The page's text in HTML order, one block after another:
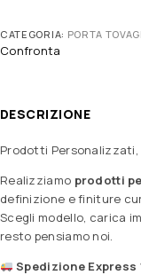
CATEGORIA: PORTA
Confronta
DESCRIZIONE
Prodotti
Realizziamo prodotti
definizione e finiture
Scegli modello, carica
resto pensiamo noi.
Spedizione